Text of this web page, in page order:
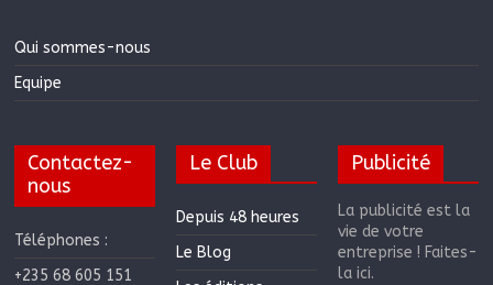
Qui sommes-nous
Equipe
Contactez-
nous
Téléphones :
+235 68 605 151
Le Club
Depuis 48 heures
Le Blog
Publicité
La publicité est la
vie de votre
entreprise ! Faites-
la ici.